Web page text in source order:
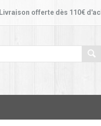
Livraison offerte dès 110€